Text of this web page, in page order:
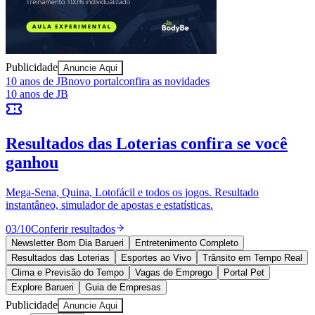
Athletico-PR
Publicidade Anuncie Aqui